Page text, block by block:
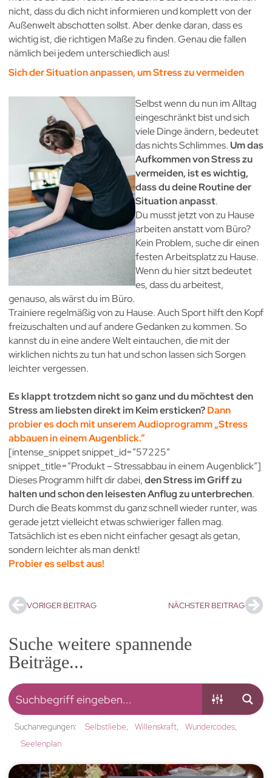
nicht, dass du dich nicht informieren und komplett von der
Außenwelt abschotten sollst. Aber denke daran, dass es
wichtig ist, die richtigen Maße zu finden. Genau die fallen
nämlich bei jedem unterschiedlich aus!
Sich der Situation anpassen, um Stress zu vermeiden
Selbst wenn du nun im Alltag
eingeschränkt bist und sich
viele Dinge ändern, bedeutet
das nichts Schlimmes. Um das
Aufkommen von Stress zu
vermeiden, ist es wichtig,
dass du deine Routine der
Situation anpasst.
Du musst jetzt von zu Hause
arbeiten anstatt vom Büro?
Kein Problem, suche dir einen
festen Arbeitsplatz zu Hause.
Wenn du hier sitzt bedeutet
es, dass du arbeitest,
genauso, als wärst du im Büro.
Trainiere regelmäßig von zu Hause. Auch Sport hilft den Kopf
freizuschalten und auf andere Gedanken zu kommen. So
kannst du in eine andere Welt eintauchen, die mit der
wirklichen nichts zu tun hat und schon lassen sich Sorgen
leichter vergessen.
Es klappt trotzdem nicht so ganz und du möchtest den
Stress am liebsten direkt im Keim ersticken?Dann
probier es doch mit unserem Audioprogramm „Stress
abbauen in einem Augenblick.”
[intense_snippet snippet_id=”57225″
snippet_title=”Produkt – Stressabbau in einem Augenblick”]
Dieses Programm hilft dir dabei,den Stress im Griff zu
halten und schon den leisesten Anflug zu unterbrechen.
Durch die Beats kommst du ganz schnell wieder runter, was
gerade jetzt vielleicht etwas schwieriger fallen mag.
Tatsächlich ist es eben nicht einfacher gesagt als getan,
sondern leichter als man denkt!
Probier es selbst aus!
VORIGER BEITRAG NÄCHSTER BEITRAG
Suche weitere spannende
Beiträge...
Suchanregungen: Selbstliebe Willenskraft
Wundercodes
Seelenplan